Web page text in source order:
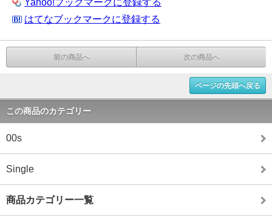
Yahoo!ブックマークに登録する
はてなブックマークに登録する
前の商品へ 次の商品へ
ページの先頭へ戻る
この商品のカテゴリー
00s
Single
商品カテゴリー一覧